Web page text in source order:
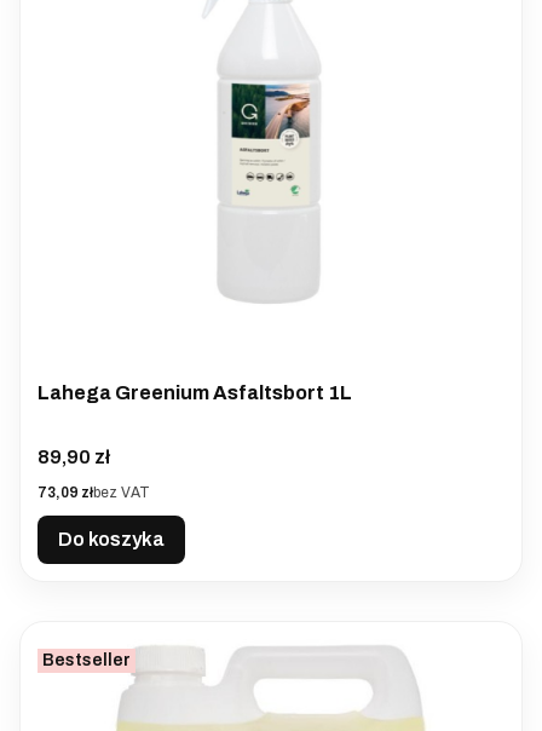
Lahega Greenium Asfaltsbort 1L
Cena
89,90 zł
Cena
73,09 złbez VAT
Do koszyka
Bestseller